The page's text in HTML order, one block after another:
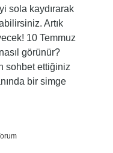
sola kaydırarak
Artık
10 Temmuz
görünür?
sohbet ettiğiniz
bir simge